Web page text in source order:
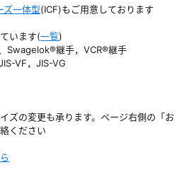
ズ一体型(ICF)もご用意しております
います(一覧)
Swagelok®継手，VCR®継手
VF，JIS-VG
ズの変更も承ります。ページ右側の「お
ください